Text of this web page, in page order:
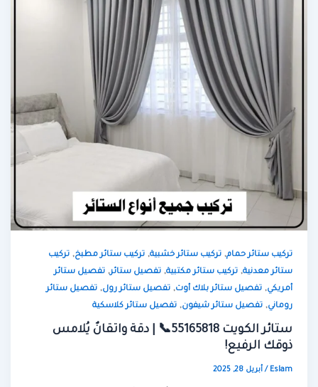
تركيب ستائر حمام,تركيب ستائر خشبية,تركيب ستائر مطبخ,تركيب
ستائر معدنية,تركيب ستائر مكتبية,تفصيل ستائر,تفصيل ستائر
أمريكي,تفصيل ستائر بلاك أوت,تفصيل ستائر رول,تفصيل ستائر
روماني,تفصيل ستائر شيفون,تفصيل ستائر كلاسكية
ستائر الكويت 55165818📞 | دقة واتقانٌ يُلامس
ذوقك الرفيع!
Eslam
/أبريل 28, 2025